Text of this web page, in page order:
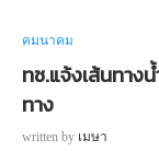
คมนาคม
ทช.แจ้งเส้นทาง
ทาง
written by เมษา